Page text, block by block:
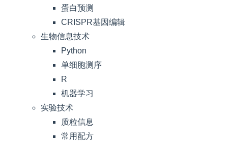
蛋白预测
CRISPR基因编辑
生物信息技术
Python
单细胞测序
R
机器学习
实验技术
质粒信息
常用配方